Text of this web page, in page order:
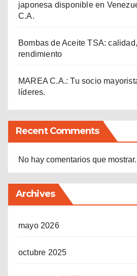
japonesa disponible en
C.A.
Bombas de Aceite TSA:
rendimiento
MAREA C.A.: Tu socio
líderes.
Recent Comments
No hay comentarios que mostrar.
Archives
mayo 2026
octubre 2025